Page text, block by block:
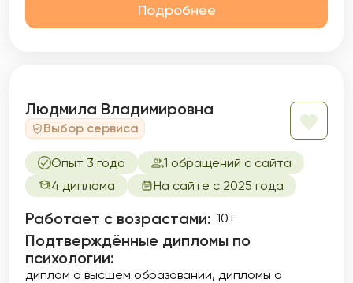
Подробнее
Людмила Владимировна
Выбор сервиса
Опыт 3 года
1 обращений с сайта
4 диплома
На сайте с 2025 года
Работает с возрастами: 10+
Подтверждённые дипломы по
психологии:
диплом о высшем образовании дипломы о